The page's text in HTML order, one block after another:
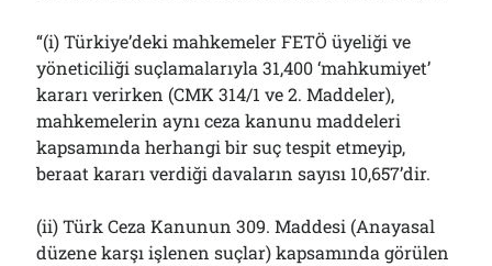
Arşivler
“(i) Türkiye’deki mahkemeler FETÖ üyeliği ve
yöneticiliği suçlamalarıyla 31,400 ‘mahkumiyet’
kararı verirken (CMK 314/1 ve 2. Maddeler),
mahkemelerin aynı ceza kanunu maddeleri
kapsamında herhangi bir suç tespit etmeyip,
beraat kararı verdiği davaların sayısı 10,657’dir.
(ii) Türk Ceza Kanunun 309. Maddesi (Anayasal
düzene karşı işlenen suçlar) kapsamında görülen